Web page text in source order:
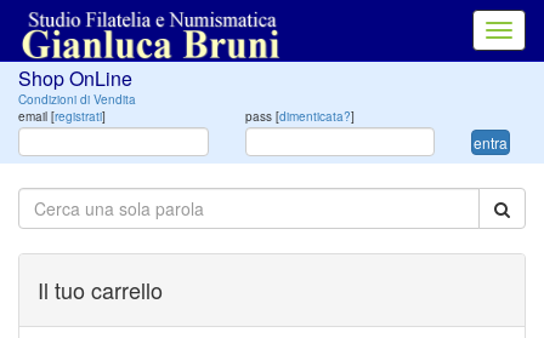
Shop OnLine
Condizioni di Vendita
email [registrati] pass [dimenticata?]
entra
Il tuo carrello